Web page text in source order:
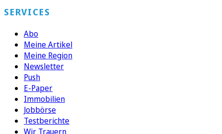
SERVICES
Abo
Meine Artikel
Meine Region
Newsletter
Push
E-Paper
Immobilien
Jobbörse
Testberichte
Wir Trauern